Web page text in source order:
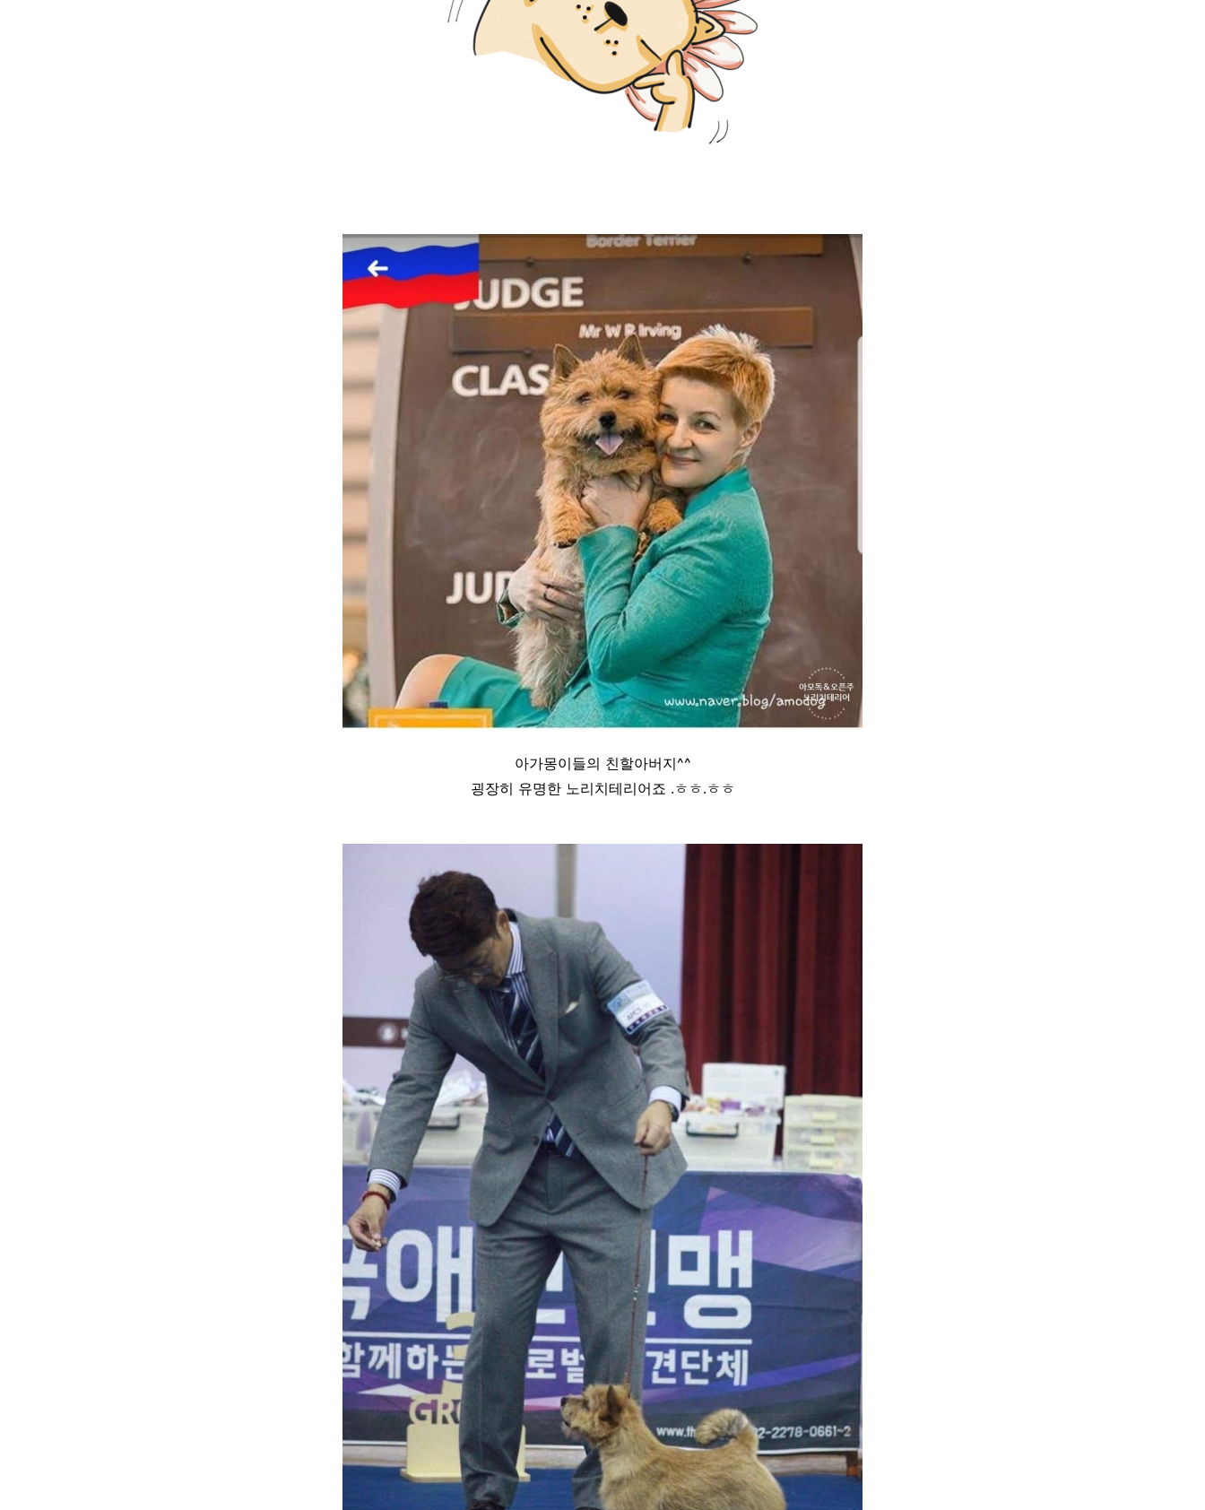
아가몽이들의 친할아버지^^
굉장히 유명한 노리치테리어죠 .ㅎㅎ.ㅎㅎ